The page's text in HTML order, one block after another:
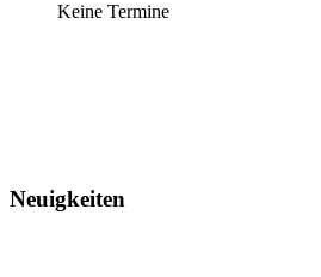
Keine Termine
Neuigkeiten